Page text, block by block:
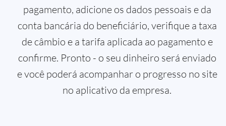
pagamento, adicione os dados pessoais e da
conta bancária do beneficiário, verifique a taxa
de câmbio e a tarifa aplicada ao pagamento e
confirme. Pronto - o seu dinheiro será enviado
e você poderá acompanhar o progresso no site
no aplicativo da empresa.